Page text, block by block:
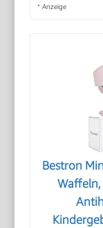
* Anzeige
Bestron